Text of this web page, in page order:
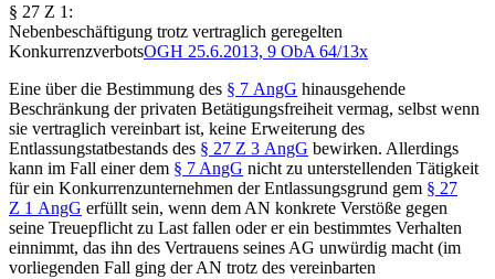
§ 27 Z 1:
Nebenbeschäftigung trotz vertraglich geregelten
KonkurrenzverbotsOGH 25.6.2013, 9 ObA 64/13x
Eine über die Bestimmung des § 7 AngG hinausgehende
Beschränkung der privaten Betätigungsfreiheit vermag, selbst wenn
sie vertraglich vereinbart ist, keine Erweiterung des
Entlassungstatbestands des § 27 Z 3 AngG bewirken. Allerdings
kann im Fall einer dem § 7 AngG nicht zu unterstellenden Tätigkeit
für ein Konkurrenzunternehmen der Entlassungsgrund gem § 27
Z 1 AngG erfüllt sein, wenn dem AN konkrete Verstöße gegen
seine Treuepflicht zu Last fallen oder er ein bestimmtes Verhalten
einnimmt, das ihn des Vertrauens seines AG unwürdig macht (im
vorliegenden Fall ging der AN trotz des vereinbarten